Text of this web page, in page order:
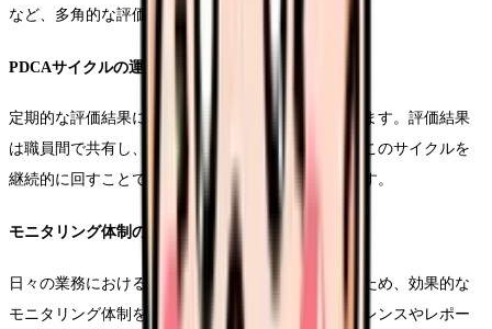
など、多角的な評価を実施します。
PDCAサイクルの運用
定期的な評価結果に基づき、改善策を検討し実行します。評価結果
は職員間で共有し、次期の計画立案に活用します。このサイクルを
継続的に回すことで、サービスの質的向上を図ります。
モニタリング体制の確立
日々の業務における課題や改善点を早期に発見するため、効果的な
モニタリング体制を整備します。定期的なカンファレンスやレポー